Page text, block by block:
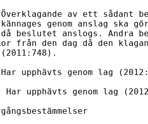
av ett sådant
genom anslag ska
då beslutet anslogs. Andra
från den dag då den
upphävts genom lag
Har upphävts genom lag